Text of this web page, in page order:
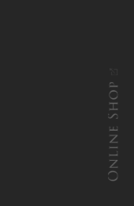
ONLINE SHOP